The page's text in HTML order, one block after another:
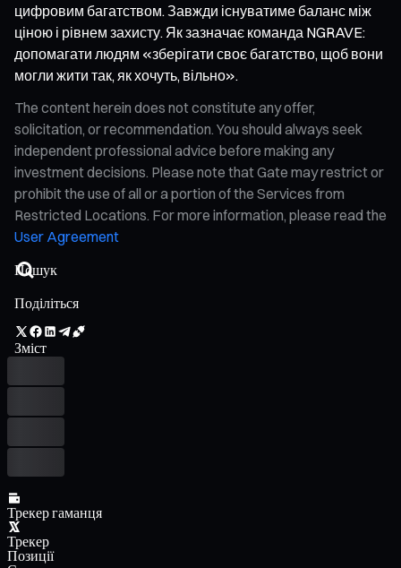
цифровим багатством. Завжди існуватиме баланс між
ціною і рівнем захисту. Як зазначає команда NGRAVE:
допомагати людям «зберігати своє багатство, щоб вони
могли жити так, як хочуть, вільно».
The content herein does not constitute any offer,
solicitation, or recommendation. You should always seek
independent professional advice before making any
investment decisions. Please note that Gate may restrict or
prohibit the use of all or a portion of the Services from
Restricted Locations. For more information, please read the
User Agreement
Поділіться
Зміст
Трекер гаманця
Трекер
Позиції